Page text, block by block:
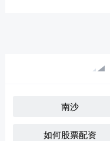
南沙
如何股票配资